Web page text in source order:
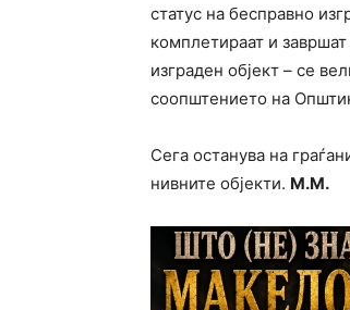
статус на бесправно
комплетираат и
изграден објект – се
соопштението на
Сега останува на
нивните објекти. М.М.